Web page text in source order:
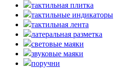
тактильная плитка
тактильные индикаторы
тактильная лента
латеральная разметка
световые маяки
звуковые маяки
поручни